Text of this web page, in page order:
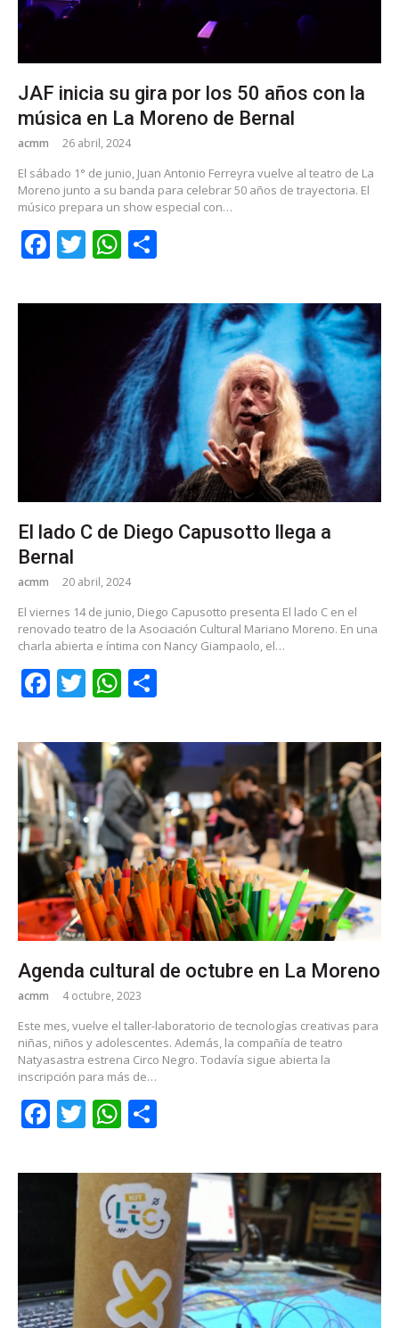
JAF inicia su gira por los 50 años con la
música en La Moreno de Bernal
acmm 26 abril, 2024
El sábado 1° de junio, Juan Antonio Ferreyra vuelve al teatro de La
Moreno junto a su banda para celebrar 50 años de trayectoria. El
músico prepara un show especial con…
Facebook
TwitterWhatsApp
El lado C de Diego Capusotto llega a
Bernal
acmm 20 abril, 2024
El viernes 14 de junio, Diego Capusotto presenta El lado C en el
renovado teatro de la Asociación Cultural Mariano Moreno. En una
charla abierta e íntima con Nancy Giampaolo, el…
Facebook
TwitterWhatsApp
Agenda cultural de octubre en La Moreno
acmm 4 octubre, 2023
Este mes, vuelve el taller-laboratorio de tecnologías creativas para
niñas, niños y adolescentes. Además, la compañía de teatro
Natyasastra estrena Circo Negro. Todavía sigue abierta la
inscripción para más de…
Facebook
TwitterWhatsApp